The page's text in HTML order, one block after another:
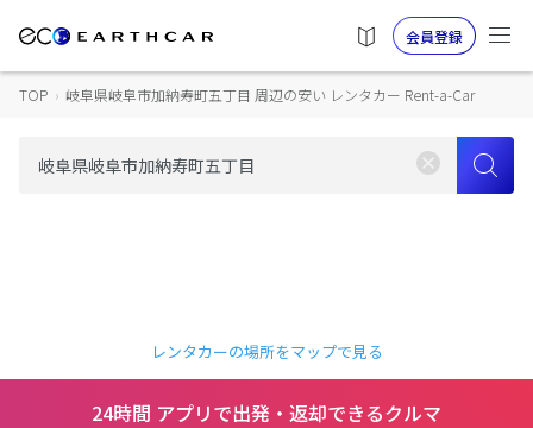
会員登録
TOP › 岐阜県岐阜市加納寿町五丁目 周辺の安い レンタカー Rent-a-Car
レンタカーの場所をマップで見る
24時間 アプリで出発・返却できるクルマ